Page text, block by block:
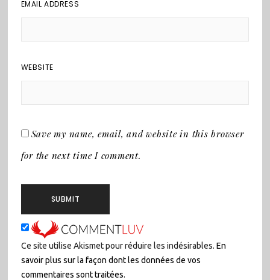
EMAIL ADDRESS
WEBSITE
Save my name, email, and website in this browser
for the next time I comment.
Ce site utilise Akismet pour réduire les indésirables. En
savoir plus sur la façon dont les données de vos
commentaires sont traitées.